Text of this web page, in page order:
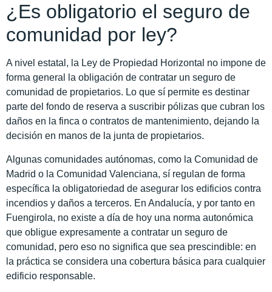
¿Es obligatorio el seguro de
comunidad por ley?
A nivel estatal, la Ley de Propiedad Horizontal no impone de
forma general la obligación de contratar un seguro de
comunidad de propietarios. Lo que sí permite es destinar
parte del fondo de reserva a suscribir pólizas que cubran los
daños en la finca o contratos de mantenimiento, dejando la
decisión en manos de la junta de propietarios.
Algunas comunidades autónomas, como la Comunidad de
Madrid o la Comunidad Valenciana, sí regulan de forma
específica la obligatoriedad de asegurar los edificios contra
incendios y daños a terceros. En Andalucía, y por tanto en
Fuengirola, no existe a día de hoy una norma autonómica
que obligue expresamente a contratar un seguro de
comunidad, pero eso no significa que sea prescindible: en
la práctica se considera una cobertura básica para cualquier
edificio responsable.